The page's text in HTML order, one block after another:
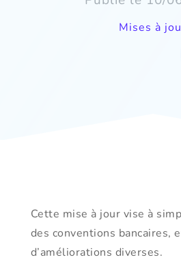
Mises à
Cette mise à jour vise à
des conventions bancaires,
d’améliorations diverses.